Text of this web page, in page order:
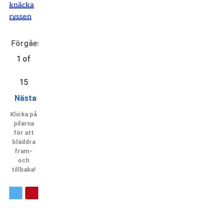
knäcka
ryssen
Förgående
1 of
15
Nästa
Klicka på
pilarna
för att
bläddra
fram-
och
tillbaka!